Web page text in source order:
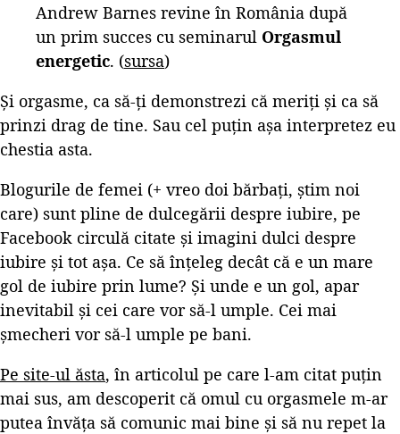
Andrew Barnes revine în România după
un prim succes cu seminarul Orgasmul
energetic. (sursa)
Și orgasme, ca să-ți demonstrezi că meriți și ca să
prinzi drag de tine. Sau cel puțin așa interpretez eu
chestia asta.
Blogurile de femei (+ vreo doi bărbați, știm noi
care) sunt pline de dulcegării despre iubire, pe
Facebook circulă citate și imagini dulci despre
iubire și tot așa. Ce să înțeleg decât că e un mare
gol de iubire prin lume? Și unde e un gol, apar
inevitabil și cei care vor să-l umple. Cei mai
șmecheri vor să-l umple pe bani.
Pe site-ul ăsta, în articolul pe care l-am citat puțin
mai sus, am descoperit că omul cu orgasmele m-ar
putea învăța să comunic mai bine și să nu repet la